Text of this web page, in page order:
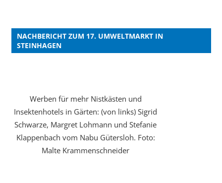
NACHBERICHT ZUM 17. UMWELTMARKT IN
STEINHAGEN
Werben für mehr Nistkästen und
Insektenhotels in Gärten: (von links) Sigrid
Schwarze, Margret Lohmann und Stefanie
Klappenbach vom Nabu Gütersloh. Foto:
Malte Krammenschneider